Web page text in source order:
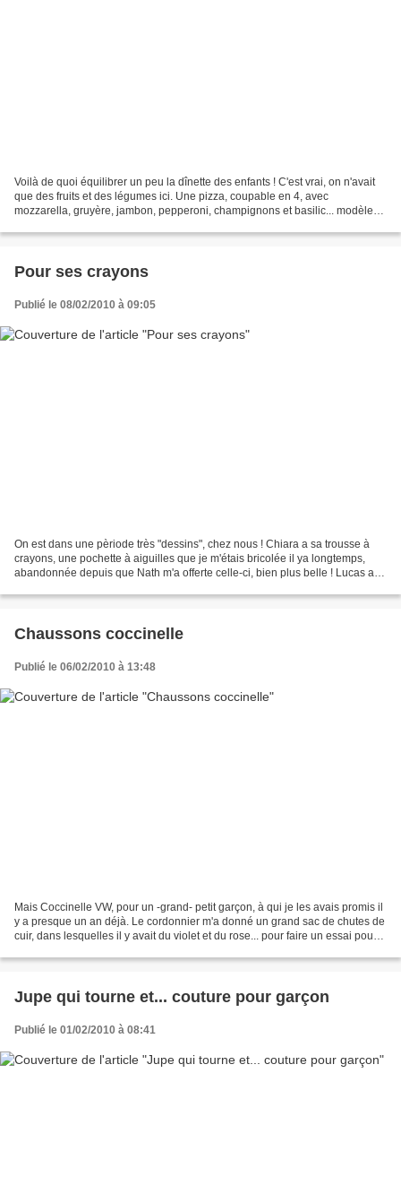
Voilà de quoi équilibrer un peu la dînette des enfants ! C'est vrai, on n'avait
que des fruits et des légumes ici. Une pizza, coupable en 4, avec
mozzarella, gruyère, jambon, pepperoni, champignons et basilic... modèle
Pour ses crayons
Publié le 08/02/2010 à 09:05
On est dans une pèriode très "dessins", chez nous ! Chiara a sa trousse à
crayons, une pochette à aiguilles que je m'étais bricolée il ya longtemps,
abandonnée depuis que Nath m'a offerte celle-ci, bien plus belle ! Lucas a
Chaussons coccinelle
Publié le 06/02/2010 à 13:48
Mais Coccinelle VW, pour un -grand- petit garçon, à qui je les avais promis il
y a presque un an déjà. Le cordonnier m'a donné un grand sac de chutes de
cuir, dans lesquelles il y avait du violet et du rose... pour faire un essai pour
Jupe qui tourne et... couture pour garçon
Publié le 01/02/2010 à 08:41